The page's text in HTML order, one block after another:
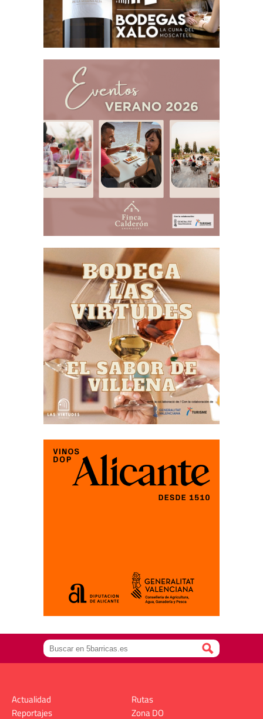
Actualidad
Reportajes
Rutas
Zona DO